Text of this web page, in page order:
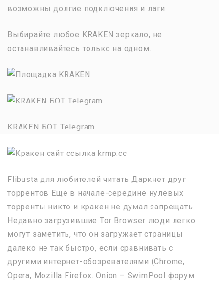
возможны долгие подключения и лаги.
Выбирайте любое KRAKEN зеркало, не
останавливайтесь только на одном.
KRAKEN БОТ Telegram
Flibusta для любителей читать Даркнет друг
торрентов Еще в начале-середине нулевых
торренты никто и кракен не думал запрещать.
Недавно загрузившие Tor Browser люди легко
могут заметить, что он загружает страницы
далеко не так быстро, если сравнивать с
другими интернет-обозревателями (Chrome,
Opera, Mozilla Firefox. Onion – SwimPool форум